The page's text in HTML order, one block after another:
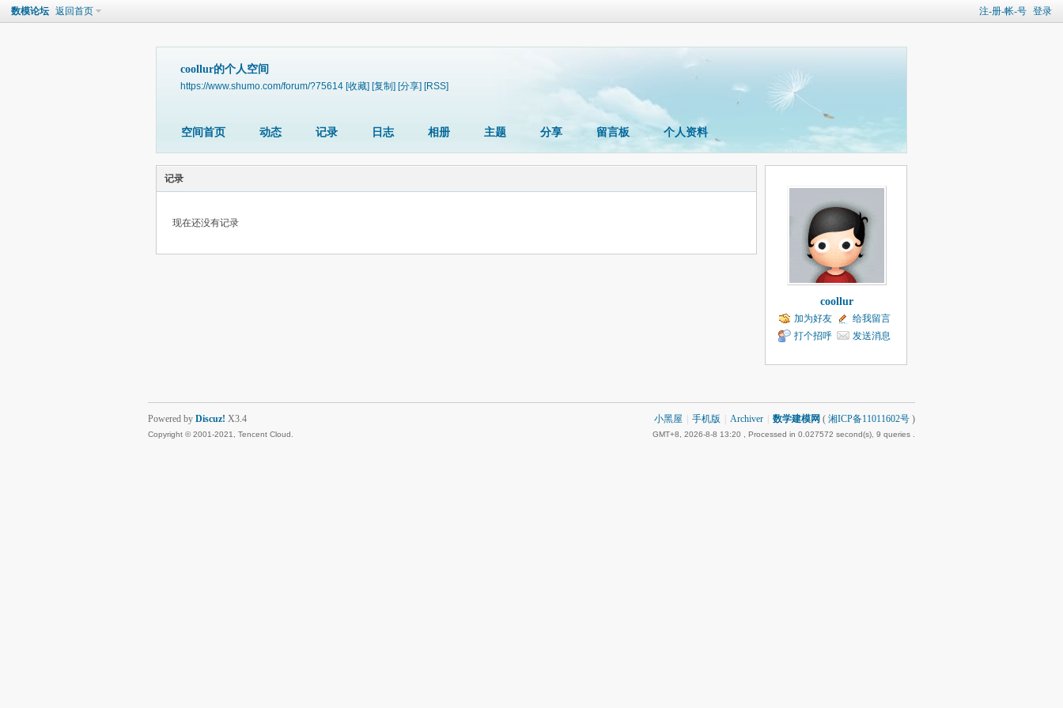
注-册-帐-号 登录
数模论坛 返回首页
coollur的个人空间
https://www.shumo.com/forum/?75614 [收藏] [复制] [分享] [RSS]
空间首页 动态 记录 日志 相册 主题 分享 留言板 个人资料
记录
现在还没有记录
coollur
加为好友
给我留言
打个招呼
发送消息
小黑屋 手机版 Archiver 数学建模网 ( 湘ICP备11011602号 )
GMT+8, 2026-8-8 13:20 , Processed in 0.027572 second(s), 9 queries .
Powered by Discuz! X3.4
Copyright © 2001-2021, Tencent Cloud.